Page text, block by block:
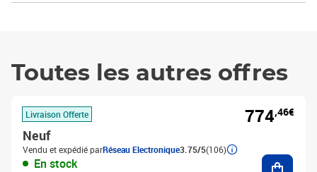
Toutes les autres offres
Livraison Offerte
Neuf
Vendu et expédié parRéseau Electronique3.75/5(106)
En stock
774,46€